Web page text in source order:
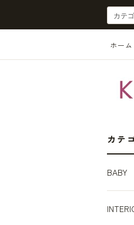
ホーム
カテ
BABY